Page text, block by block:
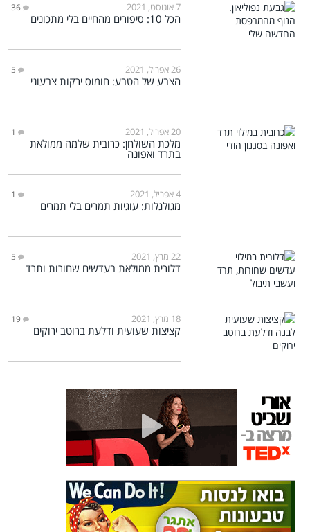
7 אוגוסט, 2021 36
הכל 10: סיפורים מהחיים בלי מתכונים
26 אפריל, 2021 5
הצבע של הטבע: חומוס ירקות צבעוני
20 אפריל, 2021 1
מלכת השולחן: כרובית שלמה ממולאת
בתרד ואפונה
4 אפריל, 2021 1
מגולגלות: עוגיות תמרים בלי תמרים
22 מרץ, 2021 5
דלורית ממולאת בעדשים שחורות ותרד
18 מרץ, 2021 19
קציצות שעועית ודלעת ברוטב ירוקים